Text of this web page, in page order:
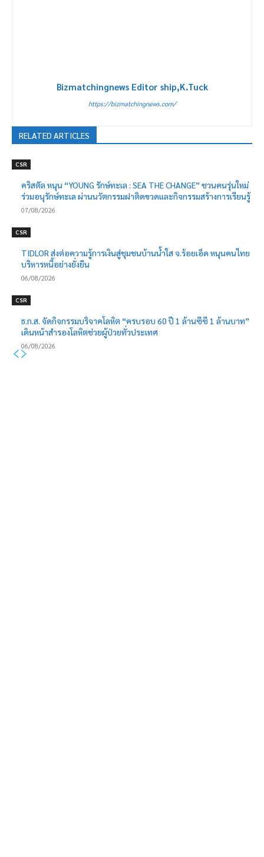
Bizmatchingnews Editor ship,K.Tuck
https://bizmatchingnews.com/
RELATED ARTICLES
CSR
คริสตัล หนุน “YOUNG รักษ์ทะเล : SEA THE CHANGE” ชวนคนรุ่นใหม่
ร่วมอนุรักษ์ทะเล ผ่านนวัตกรรมฝาติดขวดและกิจกรรมสร้างการเรียนรู้
07/08/2026
CSR
TIDLOR ส่งต่อความรู้การเงินสู่ชุมชนบ้านน้ำใส จ.ร้อยเอ็ด หนุนคนไทย
บริหารหนี้อย่างยั่งยืน
06/08/2026
CSR
ธ.ก.ส. จัดกิจกรรมบริจาคโลหิต “ครบรอบ 60 ปี 1 ล้านซีซี 1 ล้านบาท”
เดินหน้าสำรองโลหิตช่วยผู้ป่วยทั่วประเทศ
06/08/2026